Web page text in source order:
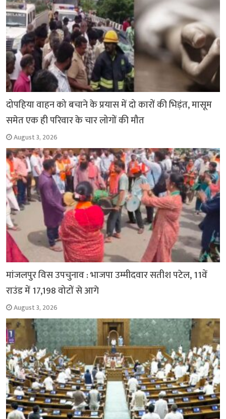
दोपहिया वाहन को बचाने के प्रयास में दो कारों की भिड़ंत, मासूम
समेत एक ही परिवार के चार लोगों की मौत
August 3, 2026
मांजलपुर विस उपचुनाव : भाजपा उम्मीदवार सतीश पटेल, 11वें
राउंड में 17,198 वोटों से आगे
August 3, 2026